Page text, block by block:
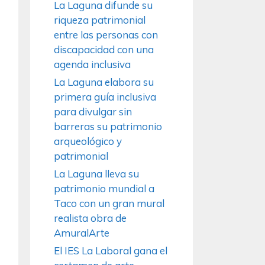
La Laguna difunde su
riqueza patrimonial
entre las personas con
discapacidad con una
agenda inclusiva
La Laguna elabora su
primera guía inclusiva
para divulgar sin
barreras su patrimonio
arqueológico y
patrimonial
La Laguna lleva su
patrimonio mundial a
Taco con un gran mural
realista obra de
AmuralArte
El IES La Laboral gana el